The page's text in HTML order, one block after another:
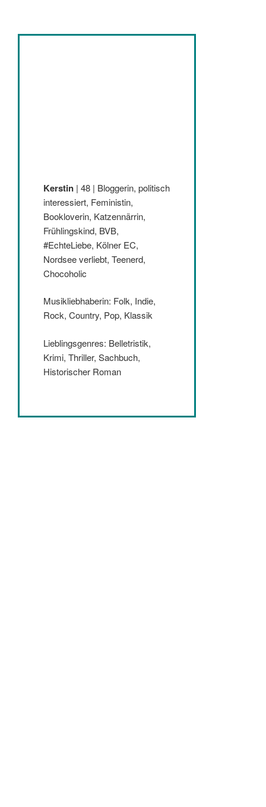
Kerstin | 48 | Bloggerin, politisch
interessiert, Feministin,
Bookloverin, Katzennärrin,
Frühlingskind, BVB,
#EchteLiebe, Kölner EC,
Nordsee verliebt, Teenerd,
Chocoholic
Musikliebhaberin: Folk, Indie,
Rock, Country, Pop, Klassik
Lieblingsgenres: Belletristik,
Krimi, Thriller, Sachbuch,
Historischer Roman